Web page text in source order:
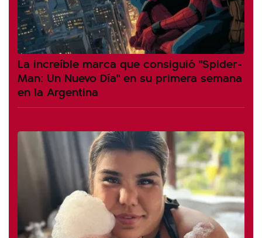
La increíble marca que consiguió "Spider-
Man: Un Nuevo Día" en su primera semana
en la Argentina